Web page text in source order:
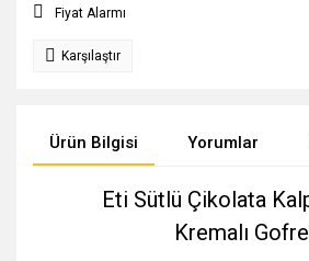
Fiyat Alarmı
Karşılaştır
Ürün Bilgisi Yorumlar
Eti Sütlü Çikolata
Kremalı